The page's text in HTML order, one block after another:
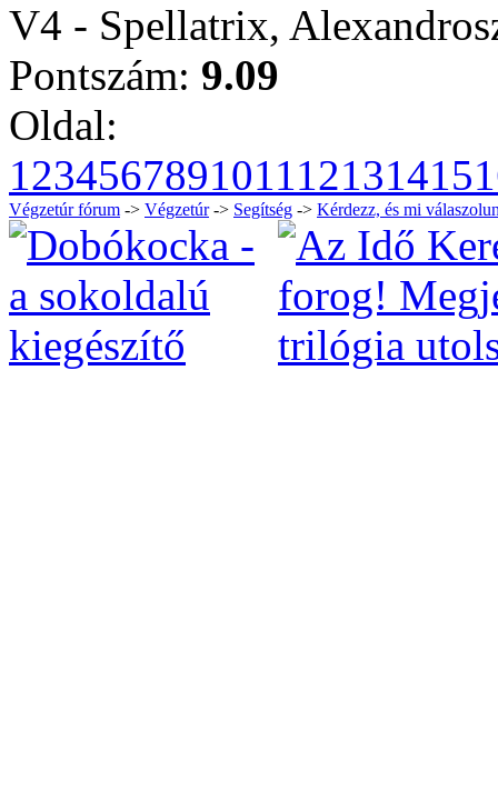
V4 - Spellatrix,
Pontszám: 9.09
Oldal:
123456789101112131415
Végzetúr fórum -> Végzetúr-> Segítség -> Kérdezz, és mi